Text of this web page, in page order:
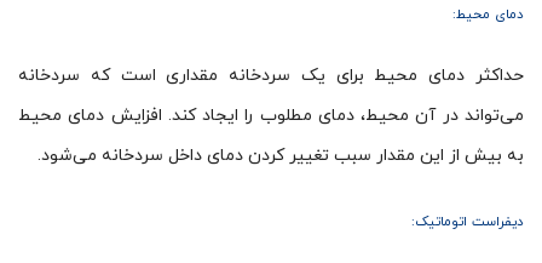
دمای محیط:
حداکثر دمای محیط برای یک سردخانه مقداری است که سردخانه
می‌تواند در آن محیط، دمای مطلوب را ایجاد کند. افزایش دمای محیط
به بیش از این مقدار سبب تغییر کردن دمای داخل سردخانه می‌شود.
دیفراست اتوماتیک: